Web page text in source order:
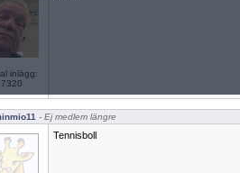
inlägg:
7320
- Ej medlem längre
Tennisboll